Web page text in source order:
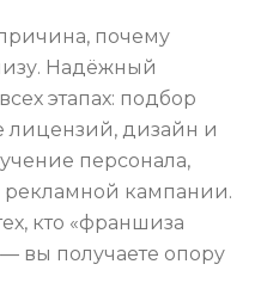
почему
Надёжный
этапах: подбор
дизайн и
персонала,
рекламной кампании.
кто «франшиза
вы получаете опору